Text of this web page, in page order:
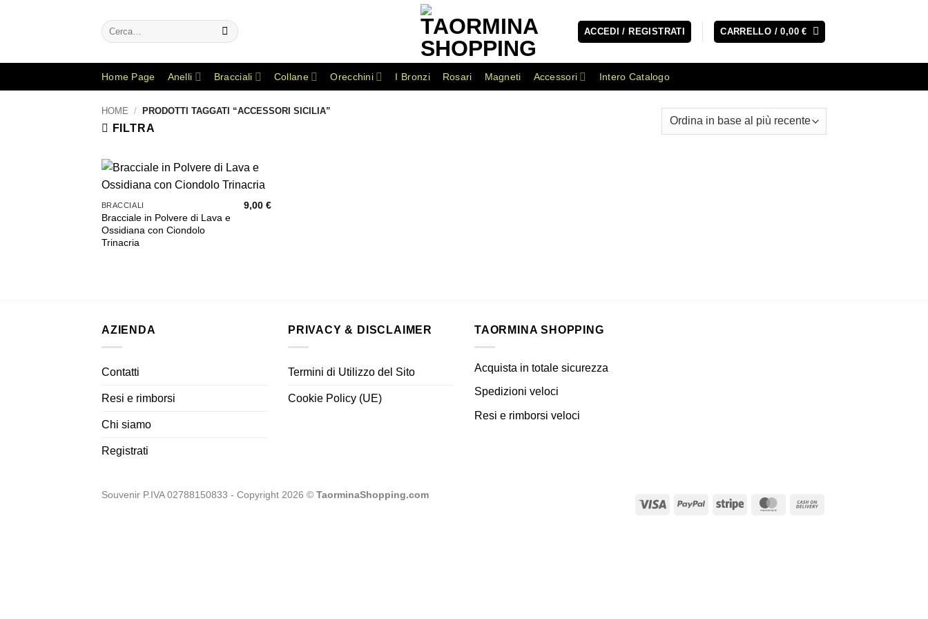
Cerca:
ACCEDI / REGISTRATI CARRELLO /0,00€
Home Page Anelli Bracciali Collane Orecchini I Bronzi Rosari Magneti Accessori Intero Catalogo
HOME / PRODOTTI TAGGATI “ACCESSORI SICILIA”
FILTRA
alla lista
BRACCIALI
Bracciale in Polvere di Lava e
Ossidiana con Ciondolo
Trinacria
9,00€
AZIENDA
Contatti
Resi e rimborsi
Chi siamo
Registrati
PRIVACY & DISCLAIMER
Termini di Utilizzo del Sito
Cookie Policy (UE)
TAORMINA SHOPPING
Acquista in totale sicurezza
Spedizioni veloci
Resi e rimborsi veloci
Visa PayPal Stripe MasterCard
Souvenir P.IVA 02788150833 - Copyright 2026 © TaorminaShopping.com